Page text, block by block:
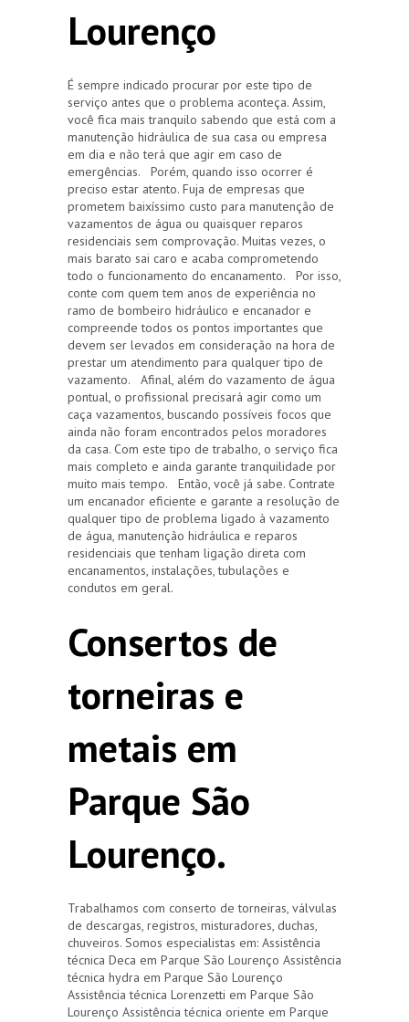
Lourenço
É sempre indicado procurar por este tipo de
serviço antes que o problema aconteça. Assim,
você fica mais tranquilo sabendo que está com a
manutenção hidráulica de sua casa ou empresa
em dia e não terá que agir em caso de
emergências. Porém, quando isso ocorrer é
preciso estar atento. Fuja de empresas que
prometem baixíssimo custo para manutenção de
vazamentos de água ou quaisquer reparos
residenciais sem comprovação. Muitas vezes, o
mais barato sai caro e acaba comprometendo
todo o funcionamento do encanamento. Por isso,
conte com quem tem anos de experiência no
ramo de bombeiro hidráulico e encanador e
compreende todos os pontos importantes que
devem ser levados em consideração na hora de
prestar um atendimento para qualquer tipo de
vazamento. Afinal, além do vazamento de água
pontual, o profissional precisará agir como um
caça vazamentos, buscando possíveis focos que
ainda não foram encontrados pelos moradores
da casa. Com este tipo de trabalho, o serviço fica
mais completo e ainda garante tranquilidade por
muito mais tempo. Então, você já sabe. Contrate
um encanador eficiente e garante a resolução de
qualquer tipo de problema ligado à vazamento
de água, manutenção hidráulica e reparos
residenciais que tenham ligação direta com
encanamentos, instalações, tubulações e
condutos em geral.
Consertos de
torneiras e
metais em
Parque São
Lourenço.
Trabalhamos com conserto de torneiras, válvulas
de descargas, registros, misturadores, duchas,
chuveiros. Somos especialistas em: Assistência
técnica Deca em Parque São Lourenço Assistência
técnica hydra em Parque São Lourenço
Assistência técnica Lorenzetti em Parque São
Lourenço Assistência técnica oriente em Parque